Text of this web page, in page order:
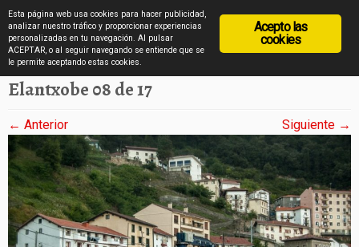
Saltar
al
diarioviajero.es
Inicio » Elantxobe en imágenes
Elantxobe 08 de 17
← Anterior Siguiente →
Acepto las
cookies
Esta página web usa cookies para hacer publicidad,
analizar nuestro tráfico y proporcionar experiencias
personalizadas en tu navegación. Al pulsar
ACEPTAR, o al seguir navegando se entiende que se
le permite aceptando estas cookies.